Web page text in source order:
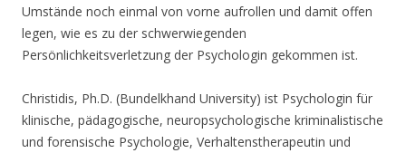
Umstände noch einmal von vorne aufrollen und damit offen
legen, wie es zu der schwerwiegenden
Persönlichkeitsverletzung der Psychologin gekommen ist.
Christidis, Ph.D. (Bundelkhand University) ist Psychologin für
klinische, pädagogische, neuropsychologische kriminalistische
und forensische Psychologie, Verhaltenstherapeutin und